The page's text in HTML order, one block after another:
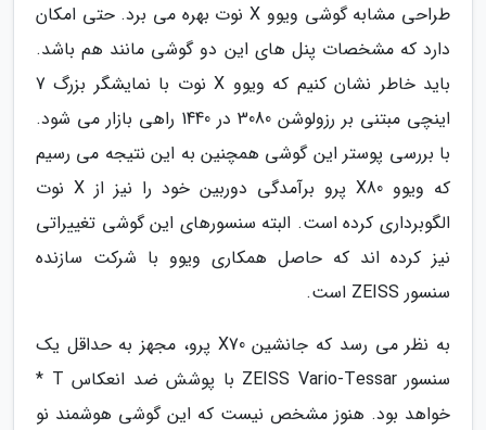
طراحی مشابه گوشی ویوو X نوت بهره می برد. حتی امکان
دارد که مشخصات پنل های این دو گوشی مانند هم باشد.
باید خاطر نشان کنیم که ویوو X نوت با نمایشگر بزرگ 7
اینچی مبتنی بر رزولوشن 3080 در 1440 راهی بازار می شود.
با بررسی پوستر این گوشی همچنین به این نتیجه می رسیم
که ویوو X80 پرو برآمدگی دوربین خود را نیز از X نوت
الگوبرداری کرده است. البته سنسورهای این گوشی تغییراتی
نیز کرده اند که حاصل همکاری ویوو با شرکت سازنده
سنسور ZEISS است.
به نظر می رسد که جانشین X70 پرو، مجهز به حداقل یک
سنسور ZEISS Vario-Tessar با پوشش ضد انعکاس T *
خواهد بود. هنوز مشخص نیست که این گوشی هوشمند نو